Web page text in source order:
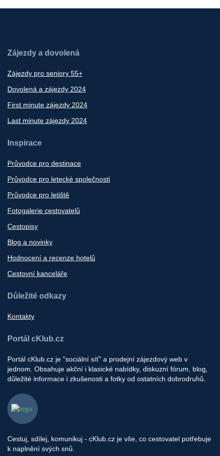
Zájezdy a dovolená
Zájezdy pro seniory 55+
Dovolená a zájezdy 2024
First minute zájezdy 2024
Last minute zájezdy 2024
Inspirace
Průvodce pro destinace
Průvodce pro letecké společnosti
Průvodce pro letiště
Fotogalerie cestovatelů
Cestopisy
Blog a novinky
Hodnocení a recenze hotelů
Cestovní kanceláře
Důležité odkazy
Kontakty
Portál cKlub.cz
Portál cKlub.cz je "sociální síť" a prodejní zájezdový web v
jednom. Obsahuje akční i klasické nabídky, diskuzní fórum, blog,
důležité informace i zkušenosti a fotky od ostatních dobrodruhů.
Cestuj, sdílej, komunikuj - cKlub.cz je vše, co cestovatel potřebuje
k naplnění svých snů.